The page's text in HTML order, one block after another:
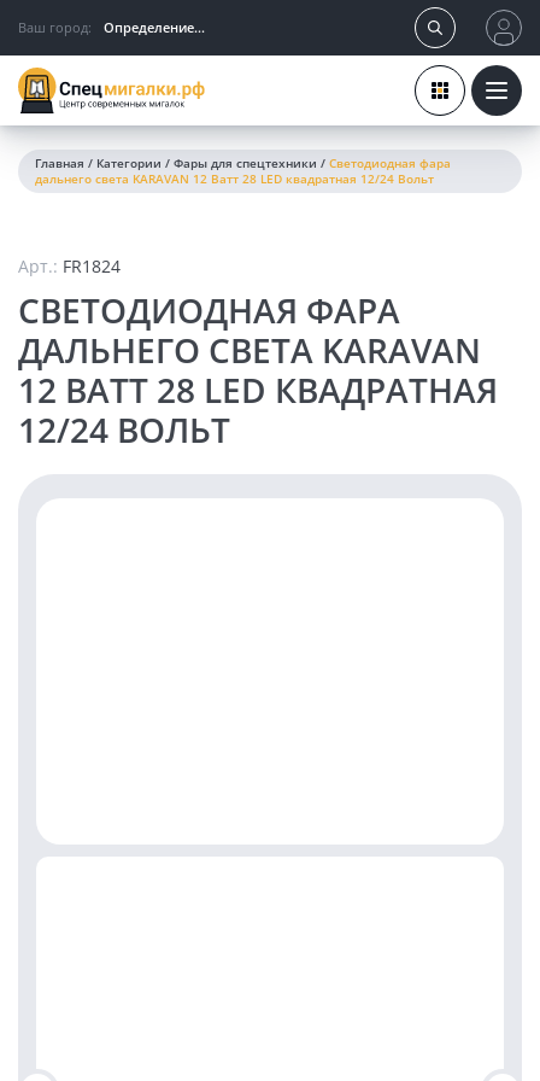
Ваш город: Определение...
Главная / Категории / Фары для спецтехники / Светодиодная фара
дальнего света KARAVAN 12 Ватт 28 LED квадратная 12/24 Вольт
Арт.: FR1824
СВЕТОДИОДНАЯ ФАРА
ДАЛЬНЕГО СВЕТА KARAVAN
12 ВАТТ 28 LED КВАДРАТНАЯ
12/24 ВОЛЬТ